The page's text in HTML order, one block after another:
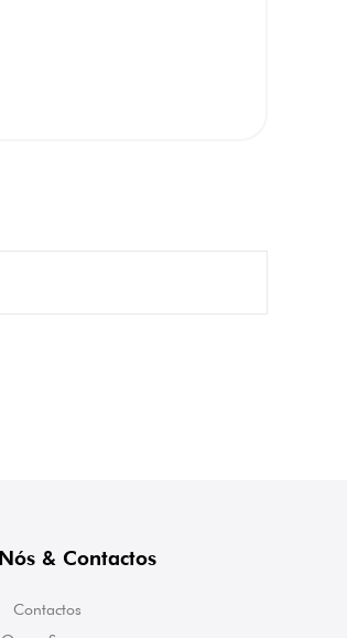
& Contactos
Contactos